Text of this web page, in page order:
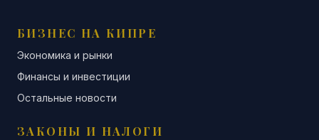
БИЗНЕС НА КИПРЕ
Экономика и рынки
Финансы и инвестиции
Остальные новости
ЗАКОНЫ И НАЛОГИ